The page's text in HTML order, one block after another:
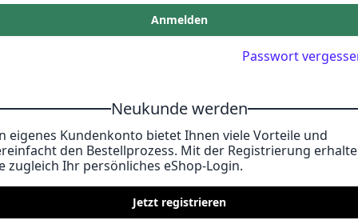
Anmelden
Passwort
Neukunde werden
eigenes Kundenkonto bietet Ihnen viele Vorteile und
den Bestellprozess. Mit der Registrierung
zugleich Ihr persönliches eShop-Login.
Jetzt registrieren